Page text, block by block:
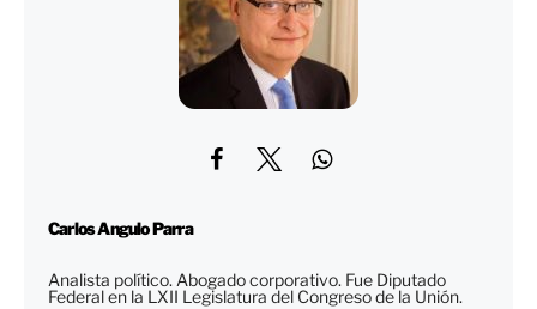
Carlos Angulo Parra
Analista político. Abogado corporativo. Fue Diputado
Federal en la LXII Legislatura del Congreso de la Unión.